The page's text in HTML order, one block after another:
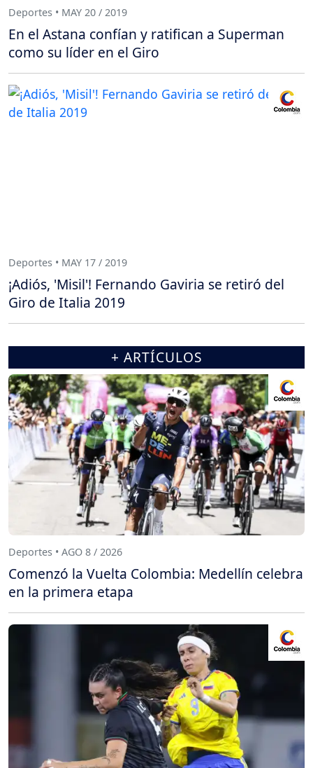
Deportes • MAY 20 / 2019
En el Astana confían y ratifican a Superman
como su líder en el Giro
Deportes • MAY 17 / 2019
¡Adiós, 'Misil'! Fernando Gaviria se retiró del
Giro de Italia 2019
+ ARTÍCULOS
Deportes • AGO 8 / 2026
Comenzó la Vuelta Colombia: Medellín celebra
en la primera etapa